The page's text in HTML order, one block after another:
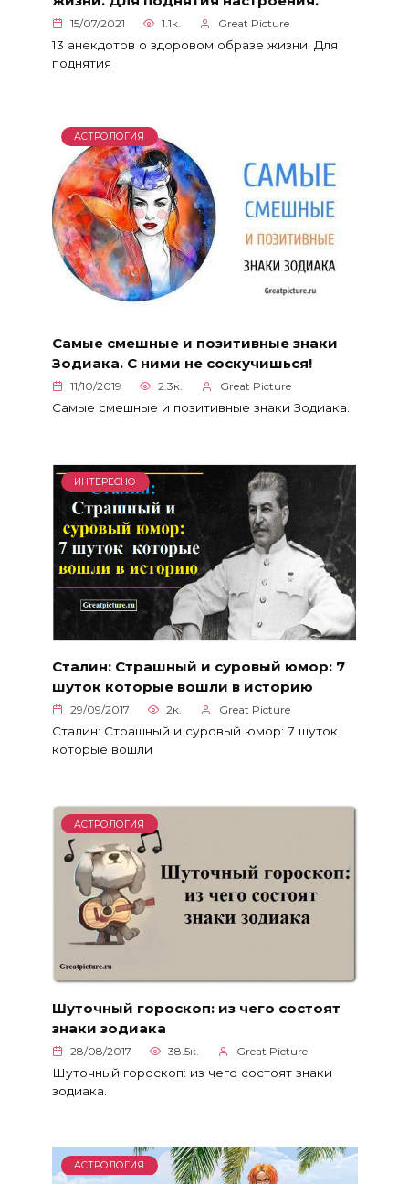
15/07/2021 1.1к. Great Picture
13 анекдотов о здоровом образе жизни. Для
поднятия
АСТРОЛОГИЯ
Самые смешные и позитивные знаки
Зодиака. С ними не соскучишься!
11/10/2019 2.3к. Great Picture
Самые смешные и позитивные знаки Зодиака.
ИНТЕРЕСНО
Сталин: Страшный и суровый юмор: 7
шуток которые вошли в историю
29/09/2017 2к. Great Picture
Сталин: Страшный и суровый юмор: 7 шуток
которые вошли
АСТРОЛОГИЯ
Шуточный гороскоп: из чего состоят
знаки зодиака
28/08/2017 38.5к. Great Picture
Шуточный гороскоп: из чего состоят знаки
зодиака.
АСТРОЛОГИЯ